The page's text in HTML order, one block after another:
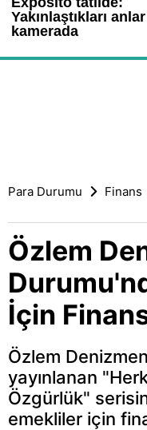
Para Durumu Finans
Özlem
İçin
Özlem
yayınlanan
Özgürlük"
emekliler için